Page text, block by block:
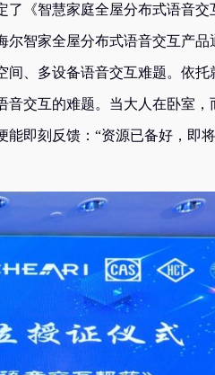
《智慧家庭全屋分布式语音交
尔智家全屋分布式语音交互产品
间、多设备语音交互难题。依托
音交互的难题。当大人在卧室，
即刻反馈：“资源已备好，即